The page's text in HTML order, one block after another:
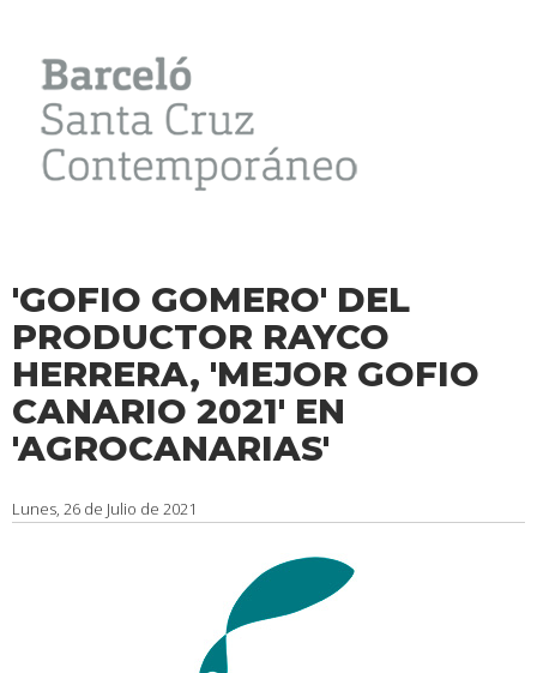
'GOFIO GOMERO' DEL
PRODUCTOR RAYCO
HERRERA, 'MEJOR GOFIO
CANARIO 2021' EN
'AGROCANARIAS'
Lunes, 26 de Julio de 2021